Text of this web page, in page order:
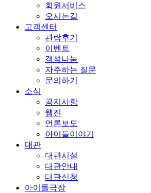
회원서비스
오시는길
고객센터
관람후기
이벤트
객석나눔
자주하는 질문
문의하기
소식
공지사항
웹진
언론보도
아이들이야기
대관
대관시설
대관안내
대관신청
아이들극장